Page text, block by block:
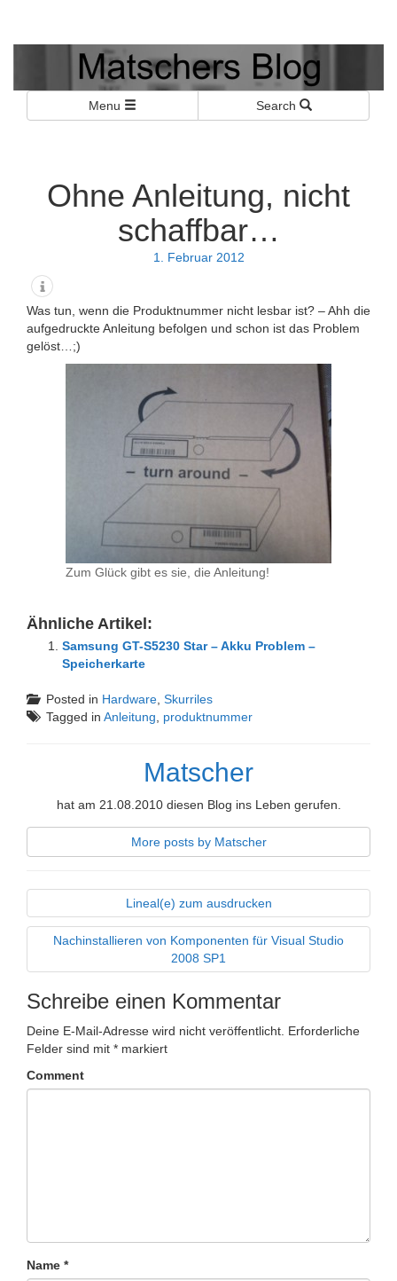
Matschers Blog
Menu Search
Ohne Anleitung, nicht
schaffbar…
1. Februar 2012
Was tun, wenn die Produktnummer nicht lesbar ist? – Ahh die
aufgedruckte Anleitung befolgen und schon ist das Problem
gelöst…;)
Zum Glück gibt es sie, die Anleitung!
Ähnliche Artikel:
Samsung GT-S5230 Star – Akku Problem –
Speicherkarte
Posted in Hardware, Skurriles
Tagged in Anleitung, produktnummer
Matscher
hat am 21.08.2010 diesen Blog ins Leben gerufen.
More posts by Matscher
Lineal(e) zum ausdrucken
Nachinstallieren von Komponenten für Visual Studio
2008 SP1
Schreibe einen Kommentar
Deine E-Mail-Adresse wird nicht veröffentlicht. Erforderliche
Felder sind mit * markiert
Comment
Name *